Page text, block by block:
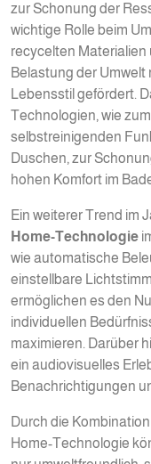
zur Schonung der
wichtige Rolle beim
recycelten Materialien
Belastung der
Lebensstil gefördert.
Technologien, wie
selbstreinigenden
Duschen, zur
hohen Komfort im
Ein weiterer Trend im
Home-Technologie
wie automatische
einstellbare
ermöglichen es den
individuellen
maximieren. Darüber
ein audiovisuelles
Benachrichtigungen
Durch die
Home-Technologie